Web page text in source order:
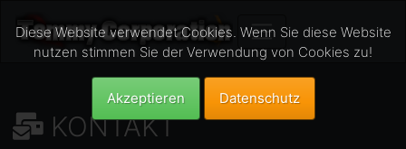
KONTAKT
Diese Website verwendet Cookies. Wenn Sie diese Website
nutzen stimmen Sie der Verwendung von Cookies zu!
Akzeptieren Datenschutz